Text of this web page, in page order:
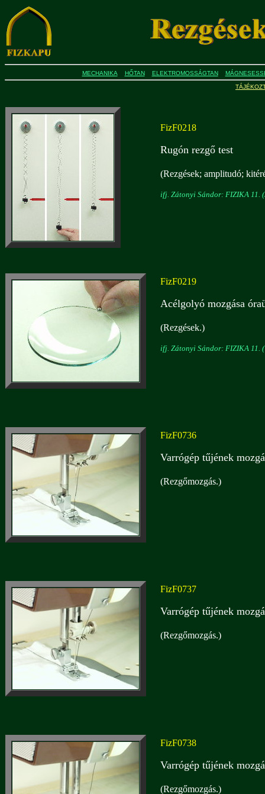
MECHANIKA HŐTAN ELEKTROMOSSÁGTAN
FizF0218
Rugón rezgő test
(Rezgések; amplitudó;
ifj. Zátonyi Sándor: FIZIKA 11.
FizF0219
Acélgolyó mozgása
(Rezgések.)
ifj. Zátonyi Sándor: FIZIKA 11.
FizF0736
Varrógép tűjének
(Rezgőmozgás.)
FizF0737
Varrógép tűjének
(Rezgőmozgás.)
FizF0738
Varrógép tűjének
(Rezgőmozgás.)